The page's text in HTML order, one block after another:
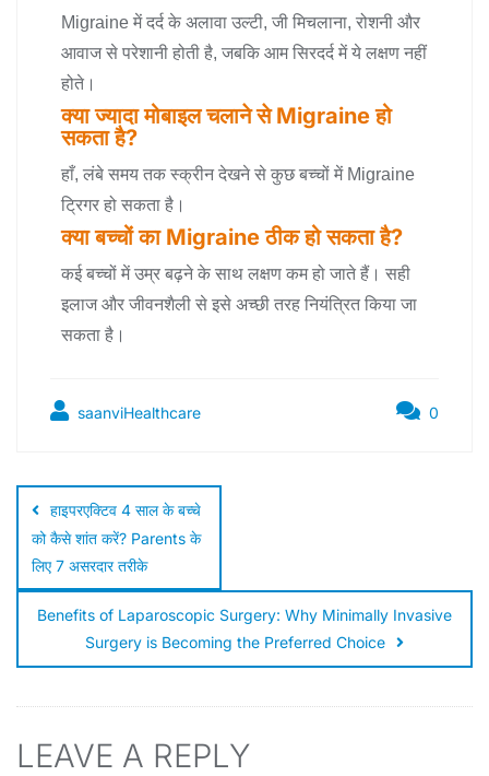
Migraine में दर्द के अलावा उल्टी, जी मिचलाना, रोशनी और
आवाज से परेशानी होती है, जबकि आम सिरदर्द में ये लक्षण नहीं
होते।
क्या ज्यादा मोबाइल चलाने से Migraine हो
सकता है?
हाँ, लंबे समय तक स्क्रीन देखने से कुछ बच्चों में Migraine
ट्रिगर हो सकता है।
क्या बच्चों का Migraine ठीक हो सकता है?
कई बच्चों में उम्र बढ़ने के साथ लक्षण कम हो जाते हैं। सही
इलाज और जीवनशैली से इसे अच्छी तरह नियंत्रित किया जा
सकता है।
saanviHealthcare 0
हाइपरएक्टिव 4 साल के बच्चे
को कैसे शांत करें? Parents के
लिए 7 असरदार तरीके
Benefits of Laparoscopic Surgery: Why Minimally Invasive
Surgery is Becoming the Preferred Choice
LEAVE A REPLY